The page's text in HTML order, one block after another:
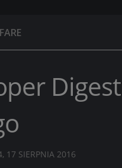
17 SIERPNIA 2016